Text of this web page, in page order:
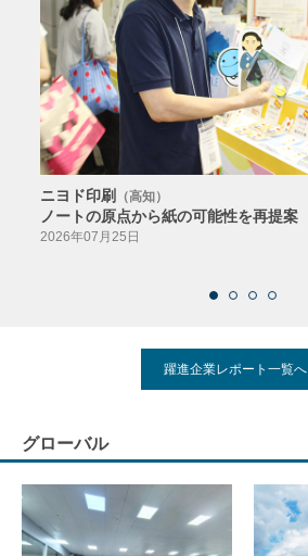
ニヨド印刷 （高知）
ノートの原点から紙の可能性を再提案
2026年07月25日
躍進企業レポート一覧へ
グローバル